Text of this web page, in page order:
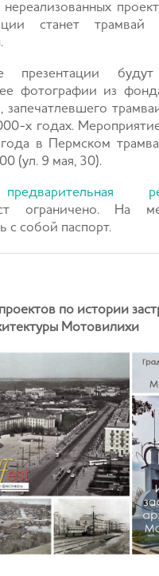
станет трамвай
будут
фотографии из
запечатлевшего
х годах. Мероприятие
в Пермском
(ул. 9 мая, 30).
предварительная
ограничено. На
с собой паспорт.
по истории
Мотовилихи